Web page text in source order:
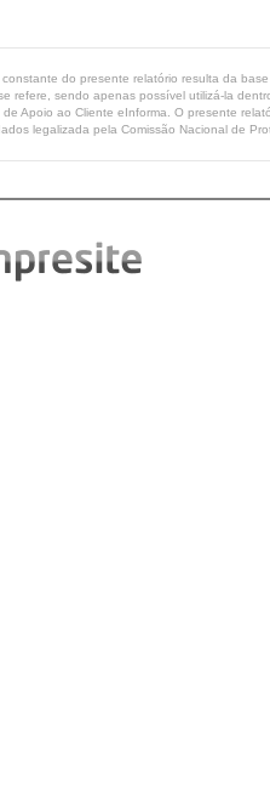
constante do presente relatório resulta da
refere, sendo apenas possível utilizá-la
Apoio ao Cliente eInforma. O presente
legalizada pela Comissão Nacional de